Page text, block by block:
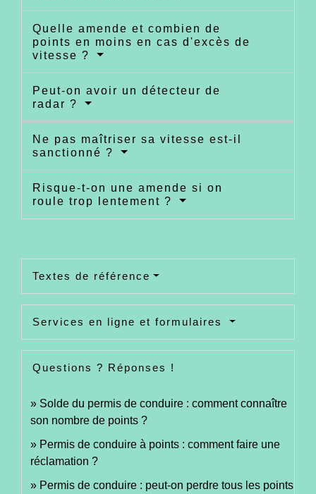
Quelle amende et combien de
points en moins en cas d'excès de
vitesse ?
Peut-on avoir un détecteur de
radar ?
Ne pas maîtriser sa vitesse est-il
sanctionné ?
Risque-t-on une amende si on
roule trop lentement ?
Textes de référence
Services en ligne et formulaires
Questions ? Réponses !
Solde du permis de conduire : comment connaître
son nombre de points ?
Permis de conduire à points : comment faire une
réclamation ?
Permis de conduire : peut-on perdre tous les points